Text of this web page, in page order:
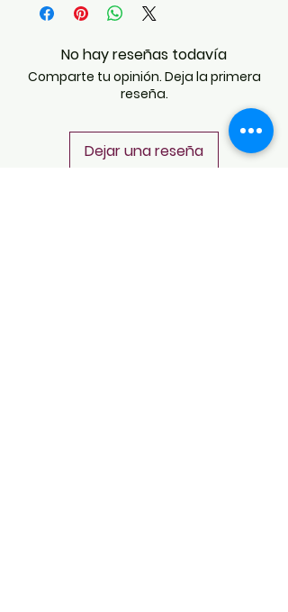
No hay reseñas todavía
Comparte tu opinión. Deja la primera
reseña.
Dejar una reseña